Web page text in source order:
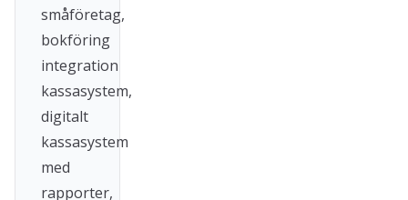
småföretag,
bokföring
integration
kassasystem,
digitalt
kassasystem
med
rapporter,